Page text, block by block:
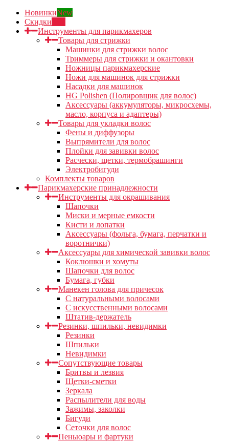
НовинкиNew
Скидки
Инструменты для парикмахеров
Товары для стрижки
Машинки для стрижки волос
Триммеры для стрижки и окантовки
Ножницы парикмахерские
Ножи для машинок для стрижки
Насадки для машинок
HG Polishen (Полировщик для волос)
Аксессуары (аккумуляторы, микросхемы,
масло, корпуса и адаптеры)
Товары для укладки волос
Фены и диффузоры
Выпрямители для волос
Плойки для завивки волос
Расчески, щетки, термобрашинги
Электробигуди
Комплекты товаров
Парикмахерские принадлежности
Инструменты для окрашивания
Шапочки
Миски и мерные емкости
Кисти и лопатки
Аксессуары (фольга, бумага, перчатки и
воротнички)
Аксессуары для химической завивки волос
Коклюшки и хомуты
Шапочки для волос
Бумага, губки
Манекен голова для причесок
С натуральными волосами
С искусственными волосами
Штатив-держатель
Резинки, шпильки, невидимки
Резинки
Шпильки
Невидимки
Сопутствующие товары
Бритвы и лезвия
Щетки-сметки
Зеркала
Распылители для воды
Зажимы, заколки
Бигуди
Сеточки для волос
Пеньюары и фартуки